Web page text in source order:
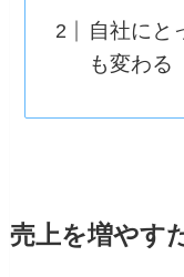
自社にと
も変わる
売上を増やす